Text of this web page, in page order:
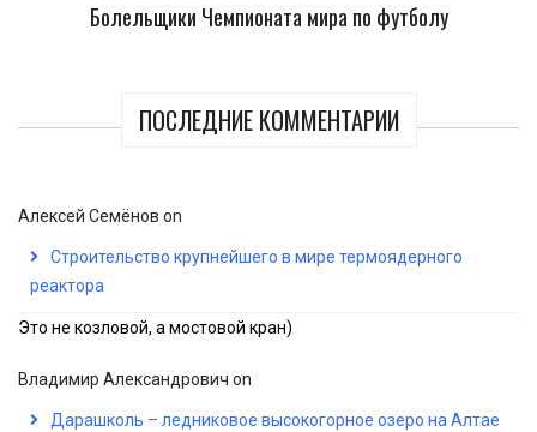
Болельщики Чемпионата мира по футболу
ПОСЛЕДНИЕ КОММЕНТАРИИ
Алексей Семёнов on
Строительство крупнейшего в мире термоядерного
реактора
Это не козловой, а мостовой кран)
Владимир Александрович on
Дарашколь – ледниковое высокогорное озеро на Алтае